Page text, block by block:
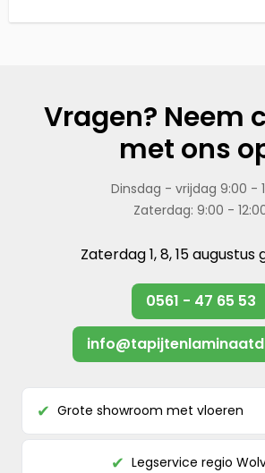
Vragen? Neem
met ons
Dinsdag - vrijdag 9:00 -
Zaterdag: 9:00 -
Zaterdag 1, 8, 15 augustus
0561 - 47 65 53
✔ Grote showroom met vloeren
✔ Legservice regio